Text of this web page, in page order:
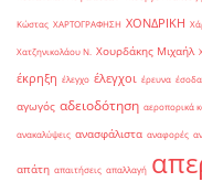
Κώστας ΧΑΡΤΟΓΡΑΦΗΣΗ ΧΟΝΔΡΙΚΗ
Χατζηνικολάου Ν. Χουρδάκης Μιχαήλ
έκρηξη έλεγχο έλεγχοι έρευνα έσοδα
αγωγός αδειοδότηση αεροπορικά
ανακαλύψεις ανασφάλιστα αναφορές
απάτη απαιτήσεις απαλλαγή